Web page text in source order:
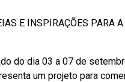
E INSPIRAÇÕES PARA
do dia 03 a 07 de
um projeto para